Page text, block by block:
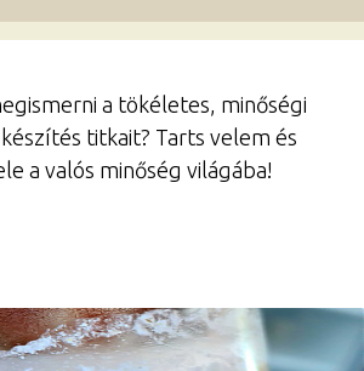
a tökéletes, minőségi
titkait? Tarts velem és
a valós minőség világába!